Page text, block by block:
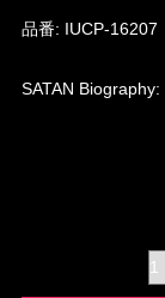
品番: IUCP-16207
SATAN Biography: